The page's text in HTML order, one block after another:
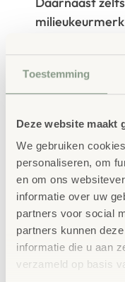
Toestemming
Deze website maakt
We gebruiken
personaliseren, om
en om ons
informatie over uw
partners voor social
partners kunnen
informatie die u aan
verzameld op basis
milieukeurmerk
SKU 86744